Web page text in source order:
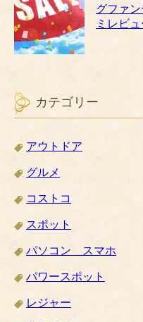
グファ
ミレビュ
カテゴリー
アウトドア
グルメ
コストコ
スポット
パソコン スマホ
パワースポット
レジャー